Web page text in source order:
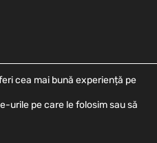
cea mai bună experiență pe
urile pe care le folosim sau să